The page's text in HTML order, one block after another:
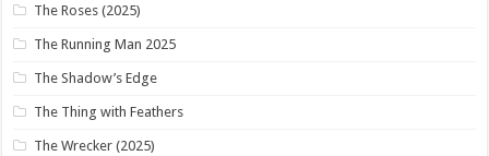
The Roses (2025)
The Running Man 2025
The Shadow’s Edge
The Thing with Feathers
The Wrecker (2025)